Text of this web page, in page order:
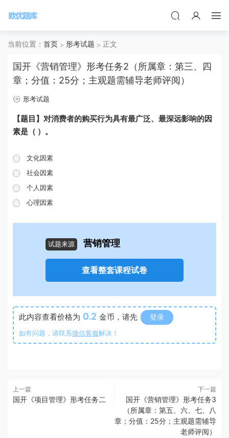
当前位置： 首页 形考试题 正文
国开《营销管理》形考任务2（所属章：第三、四
章；分值：25分；主观题需辅导老师评阅）
形考试题
【题目】对消费者的购买行为具有最广泛、最深远影响的因
素是（ ）。
文化因素
社会因素
个人因素
心理因素
试题来源 营销管理
查看整套课程试卷
此内容查看价格为 0.2 金币，请先 登录
如有问题，请联系微信客服解决！
上一篇
国开《项目管理》形考任务二
下一篇
国开《营销管理》形考任务3
（所属章：第五、六、七、八
章；分值：25分；主观题需辅导
老师评阅）